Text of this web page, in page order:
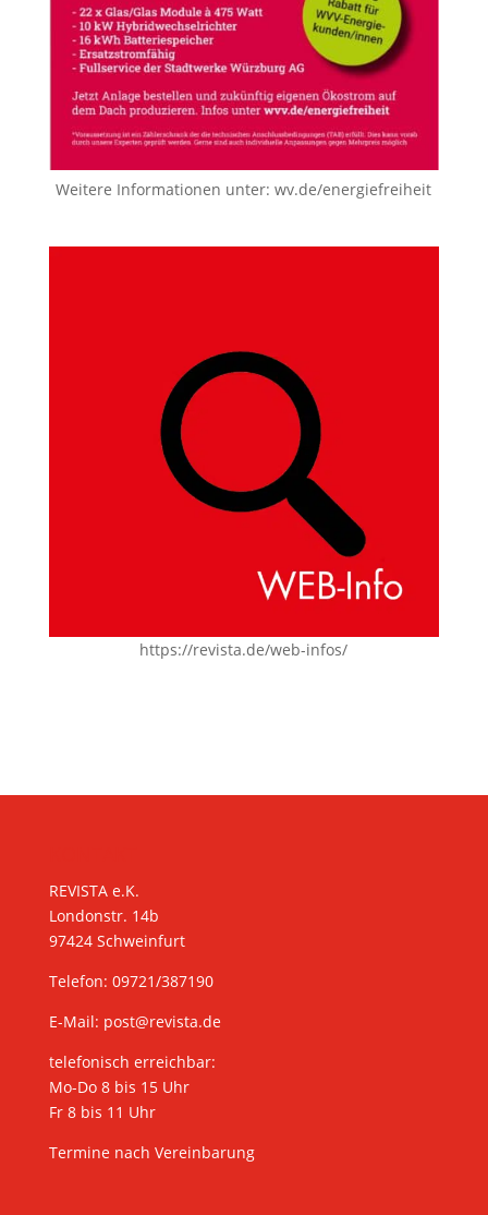
Weitere Informationen unter:wv.de/energiefreiheit
https://revista.de/web-infos/
REVISTA e.K.
Londonstr. 14b
97424 Schweinfurt
Telefon: 09721/387190
E-Mail: post@revista.de
telefonisch erreichbar:
Mo-Do 8 bis 15 Uhr
Fr 8 bis 11 Uhr
Termine nach Vereinbarung